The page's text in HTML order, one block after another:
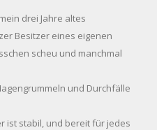
drei Jahre altes
Besitzer eines eigenen
scheu und manchmal
und Durchfälle
ist stabil, und bereit für jedes